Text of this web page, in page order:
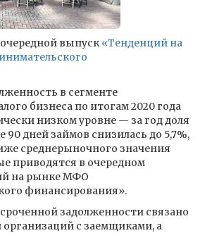
выпуск«Тенденций на
в сегменте
бизнеса по итогам 2020 года
низком уровне — за год доля
90 дней займов снизилась до 5,7%,
среднерыночного значения
приводятся в очередном
на рынке МФО
финансирования».
задолженности связано
организаций с заемщиками, а